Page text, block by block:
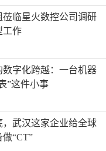
莅临星火数控公司调研
工作
字化跨越：一台机器
”这件小事
，武汉这家企业给全球
“CT”